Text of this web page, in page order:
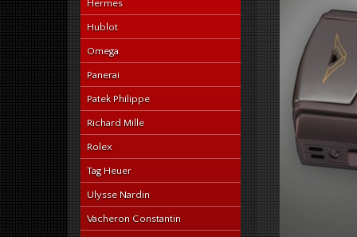
Hermes
Hublot
Omega
Panerai
Patek Philippe
Richard Mille
Rolex
Tag Heuer
Ulysse Nardin
Vacheron Constantin